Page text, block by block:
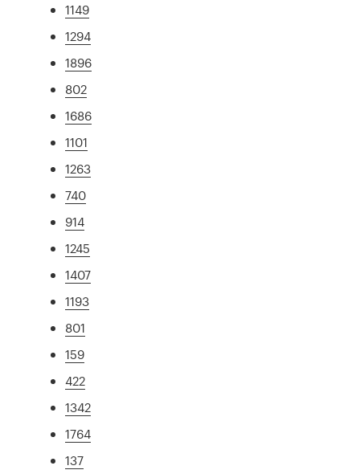
1149
1294
1896
802
1686
1101
1263
740
914
1245
1407
1193
801
159
422
1342
1764
137